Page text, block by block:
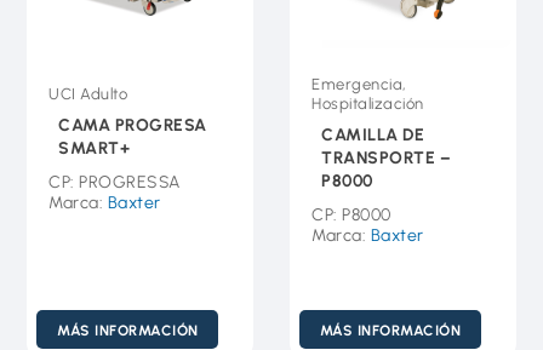
UCI Adulto
CAMA PROGRESA
SMART+
CP: PROGRESSA
Marca: Baxter
MÁS INFORMACIÓN
Emergencia,
Hospitalización
CAMILLA DE
TRANSPORTE –
P8000
CP: P8000
Marca: Baxter
MÁS INFORMACIÓN